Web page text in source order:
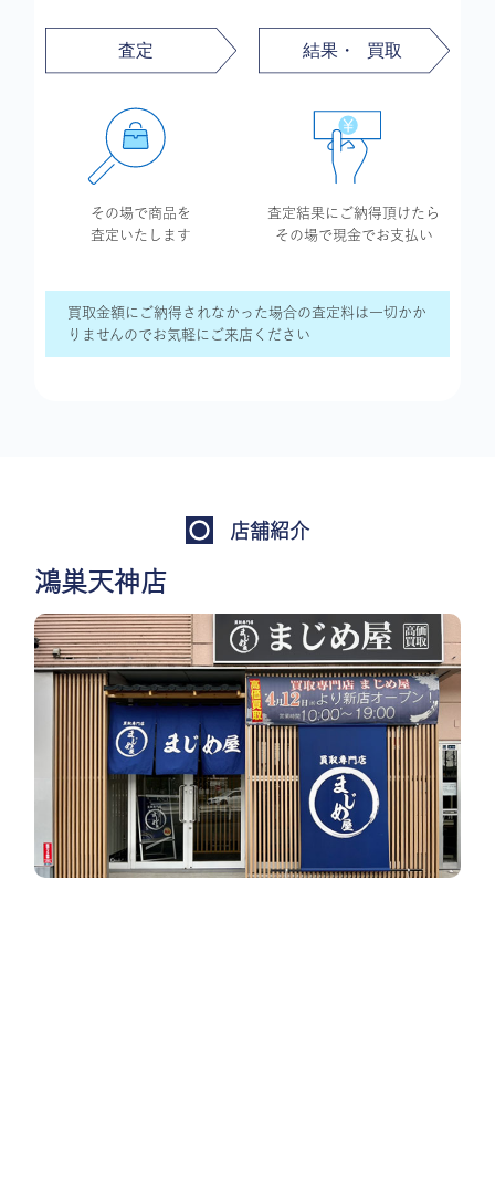
その場で商品を
査定いたします
査定結果に ご納得頂けたら
その場で現金で お支払い
買取金額にご納得されなかった場合の査定料は一切かか
りませんのでお気軽にご来店ください
店舗紹介
鴻巣天神店